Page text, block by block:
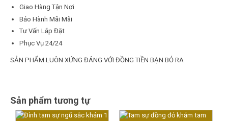
Giao Hàng Tận Nơi
Bảo Hành Mãi Mãi
Tư Vấn Lắp Đặt
Phục Vụ 24/24
SẢN PHẨM LUÔN XỨNG ĐÁNG VỚI ĐỒNG TIỀN BẠN BỎ RA
Sản phẩm tương tự